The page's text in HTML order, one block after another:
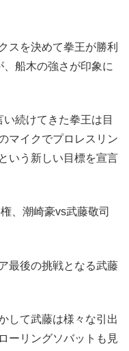
スを決めて拳王が勝利
船木の強さが印象に
続けてきた拳王は目
マイクでプロレスリン
いう新しい目標を宣言
、潮崎豪vs武藤敬司
最後の挑戦となる武藤
して武藤は様々な引出
ーリングソバットも見